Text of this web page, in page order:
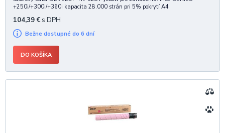
+250i/+300i/+360i kapacita 28.000 strán pri 5% pokrytí A4
104,39 € s DPH
Bežne dostupné do 6 dní
DO KOŠÍKA